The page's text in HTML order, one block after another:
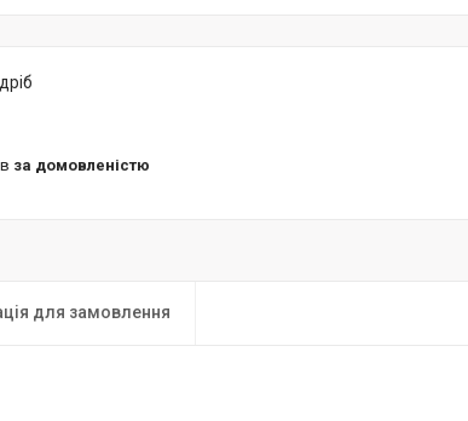
за домовленістю
для замовлення